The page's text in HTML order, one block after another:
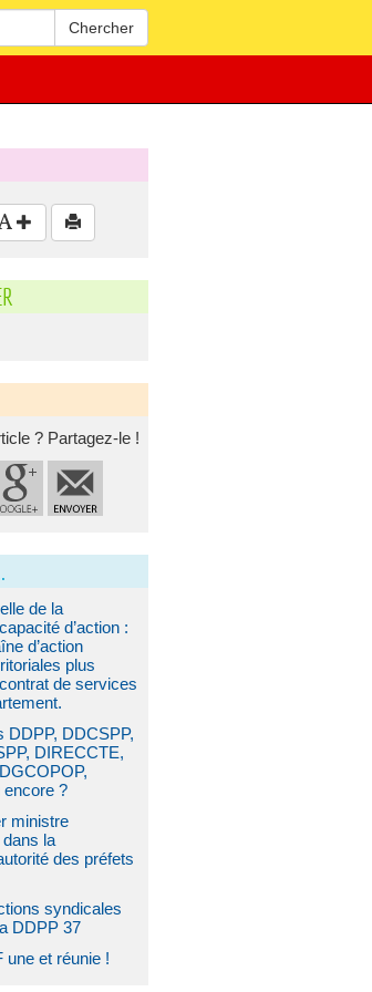
Chercher
? Partagez-le !
de la
d’action :
d’action
plus
de services
DDPP, DDCSPP,
DIRECCTE,
encore ?
ministre
la
des préfets
syndicales
DDPP 37
une et réunie !